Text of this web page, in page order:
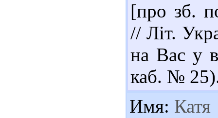
[про зб.
// Літ.
на Вас у
каб. №
Имя: Катя